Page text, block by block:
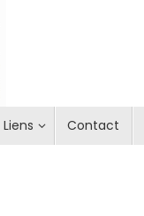
Liens Contact